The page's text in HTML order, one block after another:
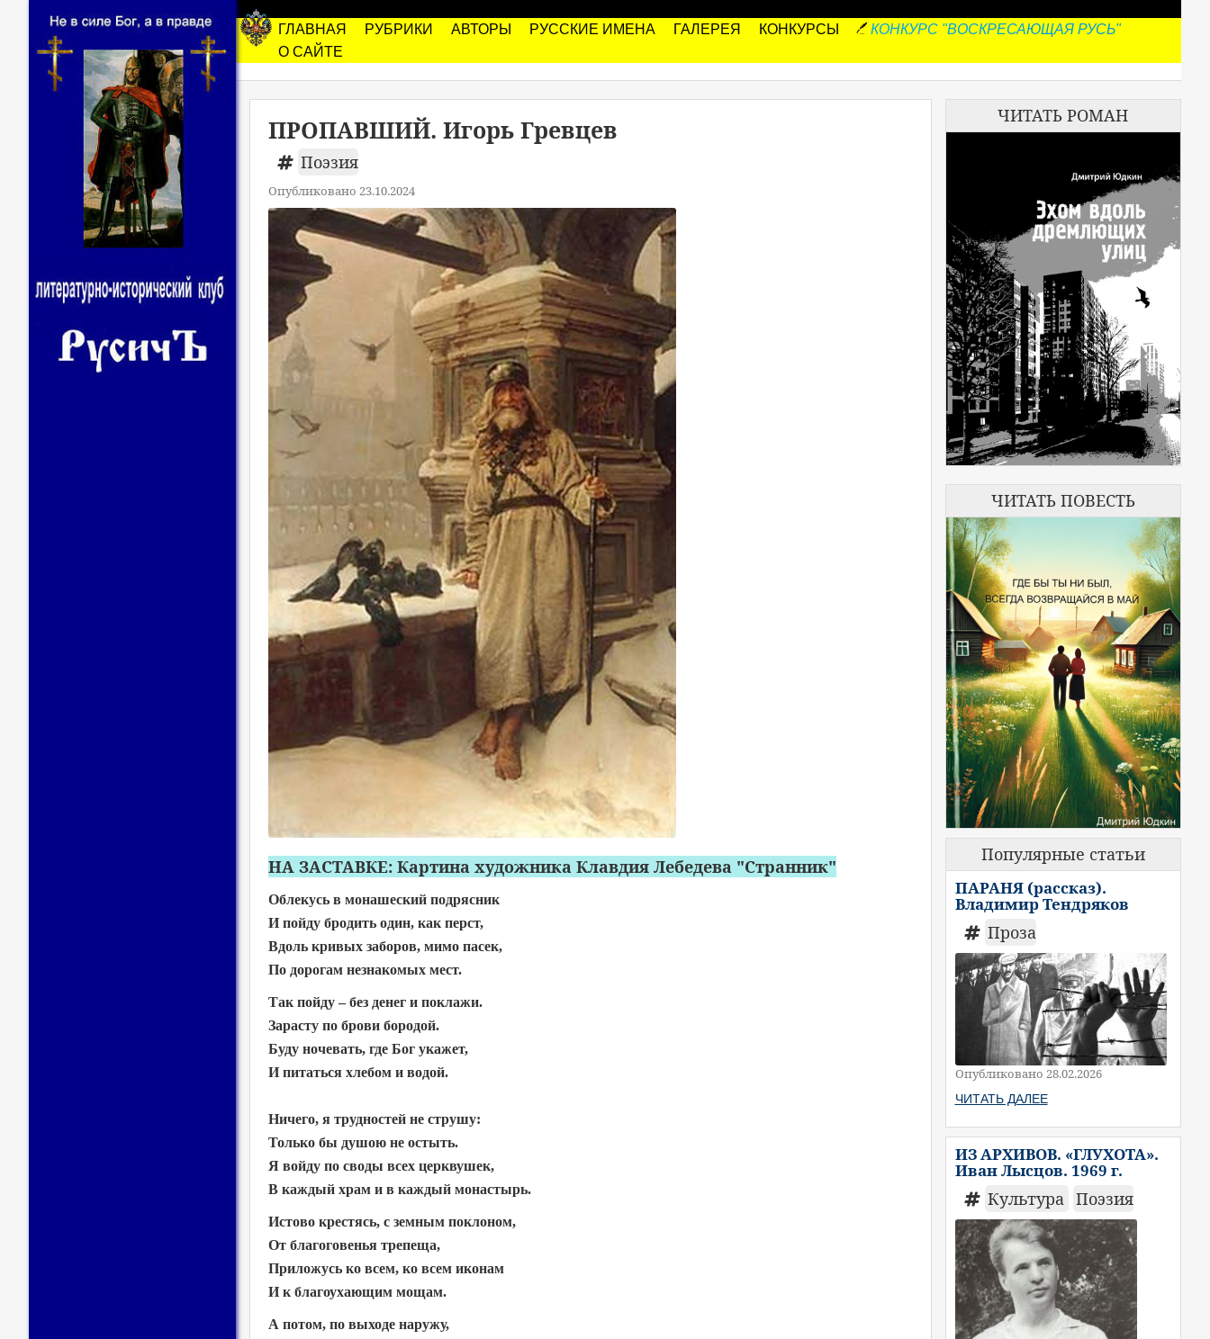
ГЛАВНАЯ РУБРИКИ АВТОРЫ РУССКИЕ ИМЕНА ГАЛЕРЕЯ КОНКУРСЫ
КОНКУРС "ВОСКРЕСАЮЩАЯ РУСЬ"
О САЙТЕ
ПРОПАВШИЙ. Игорь Гревцев
Поэзия
Опубликовано 23.10.2024
НА ЗАСТАВКЕ: Картина художника Клавдия Лебедева "Странник"
Облекусь в монашеский подрясник
И пойду бродить один, как перст,
Вдоль кривых заборов, мимо пасек,
По дорогам незнакомых мест.
Так пойду – без денег и поклажи.
Зарасту по брови бородой.
Буду ночевать, где Бог укажет,
И питаться хлебом и водой.
Ничего, я трудностей не струшу:
Только бы душою не остыть.
Я войду по своды всех церквушек,
В каждый храм и в каждый монастырь.
Истово крестясь, с земным поклоном,
От благоговенья трепеща,
Приложусь ко всем, ко всем иконам
И к благоухающим мощам.
А потом, по выходе наружу,
ЧИТАТЬ РОМАН
ЧИТАТЬ ПОВЕСТЬ
Популярные статьи
ПАРАНЯ (рассказ).
Владимир Тендряков
Проза
Опубликовано 28.02.2026
ЧИТАТЬ ДАЛЕЕ
ИЗ АРХИВОВ. «ГЛУХОТА».
Иван Лысцов. 1969 г.
Культура Поэзия